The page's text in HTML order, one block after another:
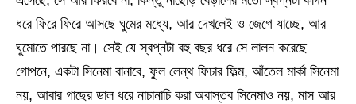
ধরে ফিরে ফিরে আসছে ঘুমের মধ্যে, আর দেখলেই ও জেগে যাচ্ছে, আর
ঘুমোতে পারছে না। সেই যে স্বপ্নটা বহু বছর ধরে সে লালন করেছে
গোপনে, একটা সিনেমা বানাবে, ফুল লেন্থ ফিচার ফিল্ম, আঁতেল মার্কা সিনেমা
নয়, আবার গাছের ডাল ধরে নাচানাচি করা অবাস্তব সিনেমাও নয়, মাস আর